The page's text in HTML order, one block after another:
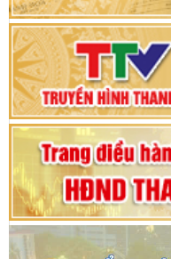
Thanh
Bế mạc Kỳ
tỉnh khoá